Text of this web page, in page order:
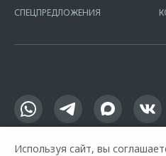
офертой.
СПЕЦПРЕДЛОЖЕНИЯ
Используя сайт, вы